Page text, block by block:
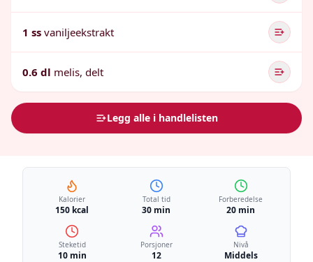
1 ss vaniljeekstrakt
0.6 dl melis, delt
Legg alle i handlelisten
Kalorier
150 kcal
Total tid
30 min
Forberedelse
20 min
Steketid
10 min
Porsjoner
12
Nivå
Middels